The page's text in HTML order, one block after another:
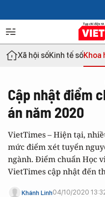
Xã hội sốKinh tế sốKhoa
Cập nhật điểm
án năm 2020
VietTimes – Hiện tại,
mức điểm xét tuyển
ngành. Điểm chuẩn Học
VietTimes cập nhật đến
Khánh Linh04/10/2020